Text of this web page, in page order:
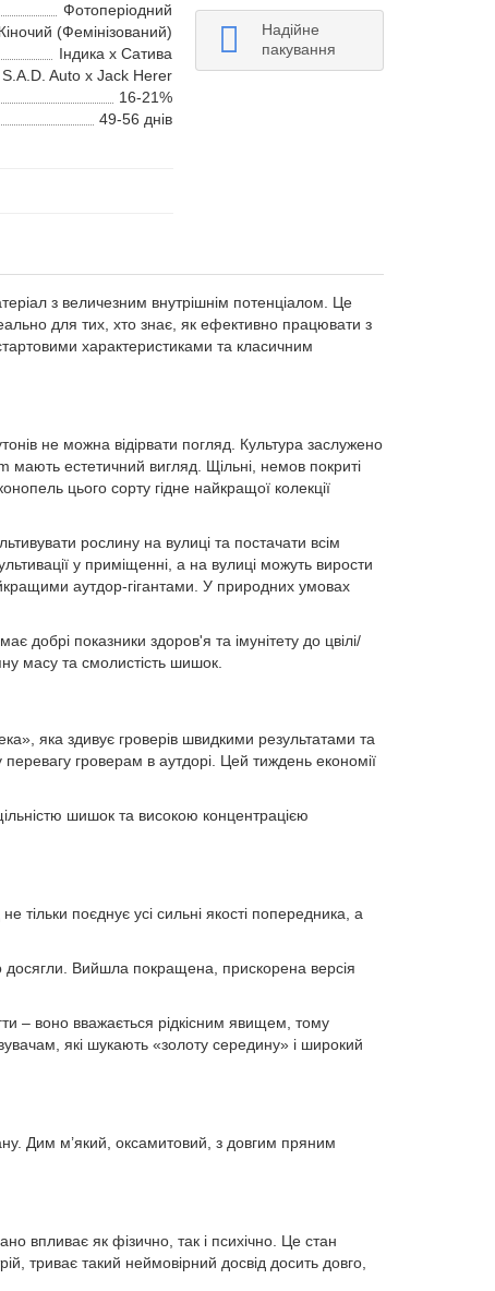
Закрити
Фотоперіодний
(Фемінізований)
Індика х Сатива
S.A.D. Auto x Jack Herer
16-21%
49-56 днів
Надійне
пакування
з величезним внутрішнім потенціалом. Це
для тих, хто знає, як ефективно працювати з
характеристиками та класичним
не можна відірвати погляд. Культура заслужено
естетичний вигляд. Щільні, немов покриті
цього сорту гідне найкращої колекції
рослину на вулиці та постачати всім
у приміщенні, а на вулиці можуть вирости
аутдор-гігантами. У природних умовах
добрі показники здоров'я та імунітету до цвілі/
масу та смолистість шишок.
яка здивує гроверів швидкими результатами та
гроверам в аутдорі. Цей тиждень економії
шишок та високою концентрацією
тільки поєднує усі сильні якості попередника, а
досягли. Вийшла покращена, прискорена версія
– воно вважається рідкісним явищем, тому
які шукають «золоту середину» і широкий
Дим м’який, оксамитовий, з довгим пряним
впливає як фізично, так і психічно. Це стан
триває такий неймовірний досвід досить довго,